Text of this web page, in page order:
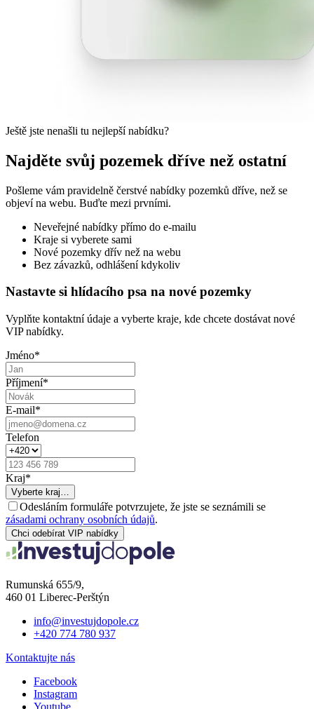
Ještě jste nenašli tu nejlepší nabídku?
Najděte svůj pozemek dříve než ostatní
Pošleme vám pravidelně čerstvé nabídky pozemků dříve, než se
objeví na webu. Buďte mezi prvními.
Neveřejné nabídky přímo do e-mailu
Kraje si vyberete sami
Nové pozemky dřív než na webu
Bez závazků, odhlášení kdykoliv
Nastavte si hlídacího psa na nové pozemky
Vyplňte kontaktní údaje a vyberte kraje, kde chcete dostávat nové
VIP nabídky.
Jméno*
Příjmení*
E-mail*
Telefon
Kraj*
Vyberte kraj…
Odesláním formuláře potvrzujete, že jste se seznámili se
zásadami ochrany osobních údajů.
Chci odebírat VIP nabídky
Rumunská 655/9,
460 01 Liberec-Perštýn
info@investujdopole.cz
+420 774 780 937
Kontaktujte nás
Facebook
Instagram
Youtube